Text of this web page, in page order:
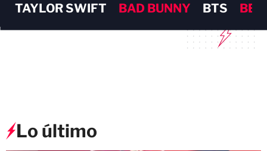
TAYLOR SWIFT BAD BUNNY BTS
Lo último